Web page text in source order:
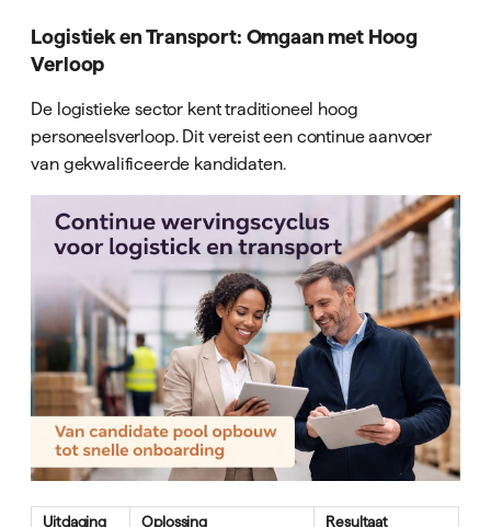
Logistiek en Transport: Omgaan met Hoog
Verloop
De logistieke sector kent traditioneel hoog
personeelsverloop. Dit vereist een continue aanvoer
van gekwalificeerde kandidaten.
Uitdaging Oplossing Resultaat